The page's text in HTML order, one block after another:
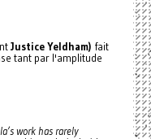
Justice Yeldham)fait
tant par l'amplitude
work has rarely